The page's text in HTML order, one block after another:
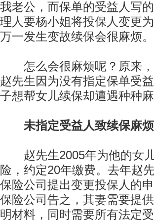
我老公，而保单的受益人写
理人要杨小姐将投保人变更
万一发生变故续保会很麻烦。
怎么会很麻烦呢？原来，
赵先生因为没有指定保单受
子想帮女儿续保却遭遇种种麻
未指定受益人致续保麻烦
赵先生2005年为他的女儿
险，约定20年缴费。去年赵
保险公司提出变更投保人的
保险公司告之，其妻需要提
明材料，同时需要所有法定